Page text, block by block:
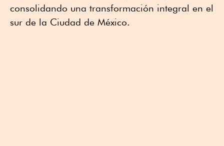
consolidando una transformación integral en el
sur de la Ciudad de México.